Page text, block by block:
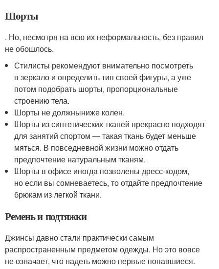
Шорты
. Но, несмотря на всю их неформальность, без правил
не обошлось.
Стилисты рекомендуют внимательно посмотреть
в зеркало и определить тип своей фигуры, а уже
потом подобрать шорты, пропорциональные
строению тела.
Шорты не должныниже колен.
Шорты из синтетических тканей прекрасно подходят
для занятий спортом — такая ткань будет меньше
мяться. В повседневной жизни можно отдать
предпочтение натуральным тканям.
Шорты в офисе иногда позволены дресс-кодом,
но если вы сомневаетесь, то отдайте предпочтение
брюкам из легкой ткани.
Ремень и подтяжки
Джинсы давно стали практически самым
распространенным предметом одежды. Но это вовсе
не означает, что надеть можно первые попавшиеся.